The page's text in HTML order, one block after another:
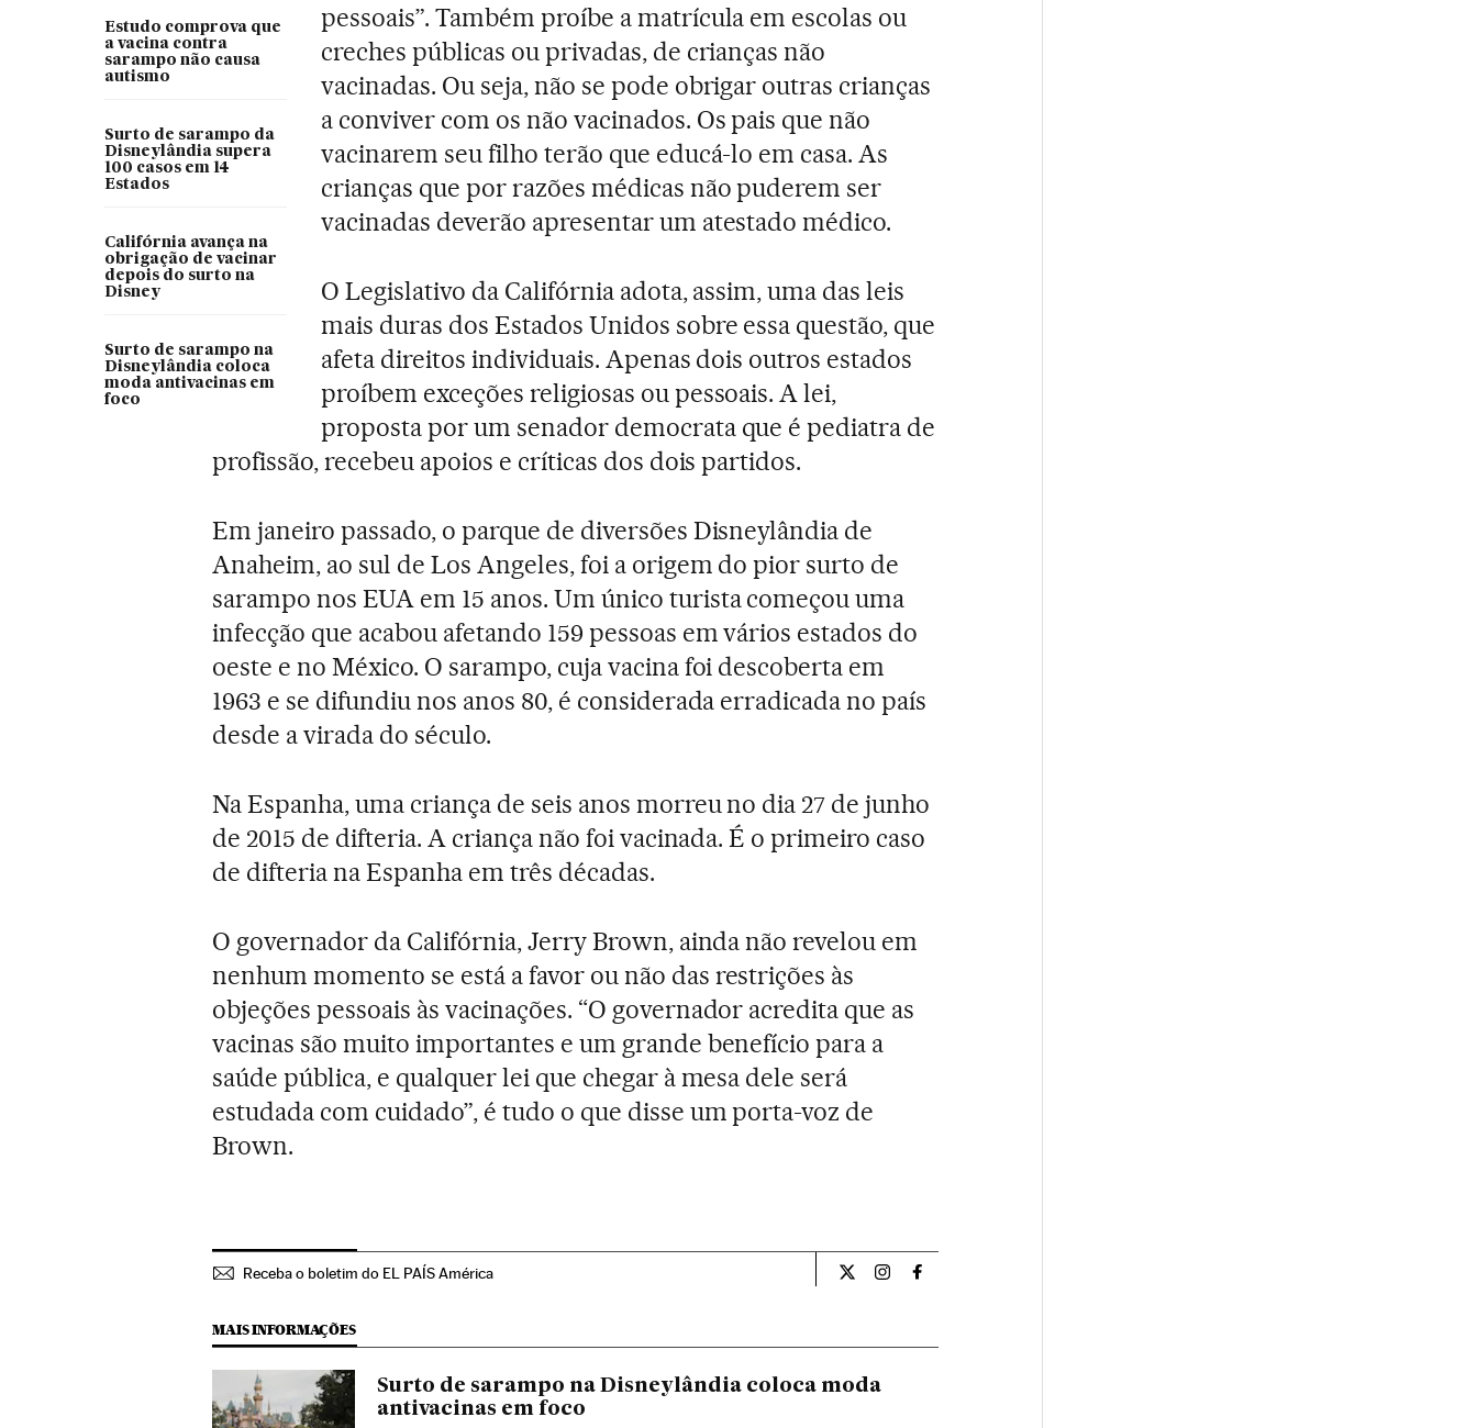
Estudo comprova que
a vacina contra
sarampo não causa
autismo
Surto de sarampo da
Disneylândia supera
100 casos em 14
Estados
Califórnia avança na
obrigação de vacinar
depois do surto na
Disney
Surto de sarampo na
Disneylândia coloca
moda antivacinas em
foco
pessoais”. Também proíbe a matrícula em escolas ou
creches públicas ou privadas, de crianças não
vacinadas. Ou seja, não se pode obrigar outras crianças
a conviver com os não vacinados. Os pais que não
vacinarem seu filho terão que educá-lo em casa. As
crianças que por razões médicas não puderem ser
vacinadas deverão apresentar um atestado médico.
O Legislativo da Califórnia adota, assim, uma das leis
mais duras dos Estados Unidos sobre essa questão, que
afeta direitos individuais. Apenas dois outros estados
proíbem exceções religiosas ou pessoais. A lei,
proposta por um senador democrata que é pediatra de
profissão, recebeu apoios e críticas dos dois partidos.
Em janeiro passado, o parque de diversões Disneylândia de
Anaheim, ao sul de Los Angeles, foi a origem do pior surto de
sarampo nos EUA em 15 anos. Um único turista começou uma
infecção que acabou afetando 159 pessoas em vários estados do
oeste e no México. O sarampo, cuja vacina foi descoberta em
1963 e se difundiu nos anos 80, é considerada erradicada no país
desde a virada do século.
Na Espanha, uma criança de seis anos morreu no dia 27 de junho
de 2015 de difteria. A criança não foi vacinada. É o primeiro caso
de difteria na Espanha em três décadas.
O governador da Califórnia, Jerry Brown, ainda não revelou em
nenhum momento se está a favor ou não das restrições às
objeções pessoais às vacinações. “O governador acredita que as
vacinas são muito importantes e um grande benefício para a
saúde pública, e qualquer lei que chegar à mesa dele será
estudada com cuidado”, é tudo o que disse um porta-voz de
Brown.
Receba o boletim do EL PAÍS América Internacional El País Brasil en Twitter
Internacional El País Brasil en Instagram
Internacional El País Brasil en Facebook
MAIS INFORMAÇÕES
Surto de sarampo na Disneylândia coloca moda
antivacinas em foco